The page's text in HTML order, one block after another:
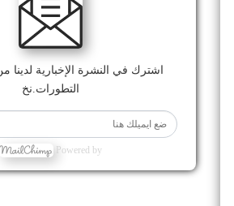
اشترك في النشرة الإخبارية لدينا
التطورات.نخ
Powered by